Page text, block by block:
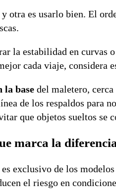
y otra es usarlo bien. El
la estabilidad en curvas
cada viaje, considera
la base del maletero,
de los respaldos para
que objetos sueltos se
marca la diferencia
exclusivo de los
el riesgo en